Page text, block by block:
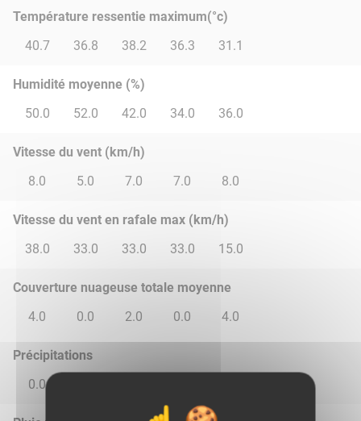
Température ressentie maximum(°c)
40.7
36.8 38.2 36.3 31.1
Humidité moyenne (%)
50.0
52.0 42.0 34.0 36.0
Vitesse du vent (km/h)
8.0
5.0 7.0 7.0 8.0
Vitesse du vent en rafale max (km/h)
38.0
33.0 33.0 33.0 15.0
Couverture nuageuse totale moyenne
4.0
0.0 2.0 0.0 4.0
Précipitations
0.0